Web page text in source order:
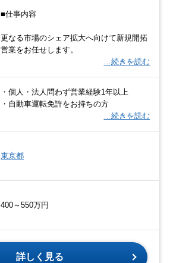
■仕事内容
更なる市場のシェア拡大へ向けて新規開拓
営業をお任せします。
…続きを読む
・個人・法人問わず営業経験1年以上
・自動車運転免許をお持ちの方
…続きを読む
東京都
400～550万円
詳しく見る